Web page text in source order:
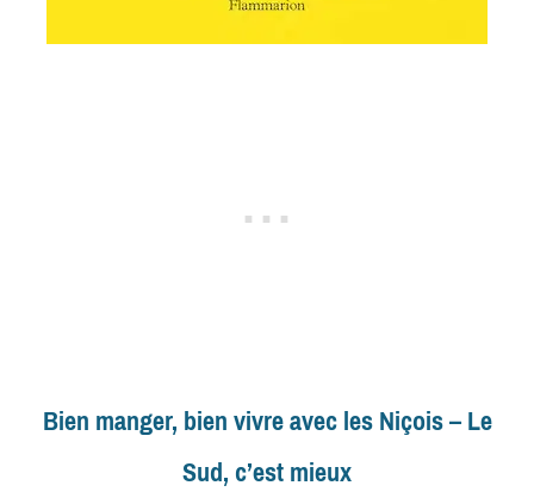
Bien manger, bien vivre avec les Niçois – Le
Sud, c’est mieux